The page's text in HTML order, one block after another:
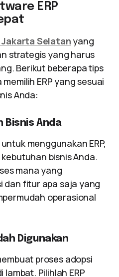
ERP
Jakarta Selatan yang
strategis yang harus
Berikut beberapa tips
ERP yang sesuai
Anda:
Bisnis Anda
menggunakan ERP,
bisnis Anda.
mana yang
dan fitur apa saja yang
operasional
Digunakan
proses adopsi
Pilihlah ERP